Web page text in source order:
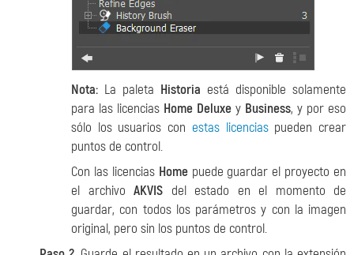
Nota: La paleta Historia está disponible solamente
para las licencias Home Deluxe y Business, y por eso
sólo los usuarios con estas licenciaspueden crear
puntos de control.
Con las licencias Homepuede guardar el proyecto en
el archivo AKVIS del estado en el momento de
guardar, con todos los parámetros y con la imagen
original, pero sin los puntos de control.